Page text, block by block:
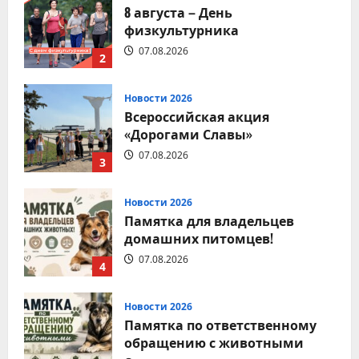
2
8 августа – День
физкультурника
07.08.2026
3
Новости 2026
Всероссийская акция
«Дорогами Славы»
07.08.2026
4
Новости 2026
Памятка для владельцев
домашних питомцев!
07.08.2026
Новости 2026
Памятка по ответственному
обращению с животными